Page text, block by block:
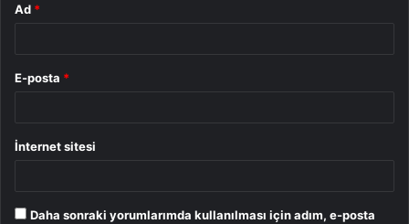
Ad *
E-posta *
İnternet sitesi
Daha sonraki yorumlarımda kullanılması için adım, e-posta